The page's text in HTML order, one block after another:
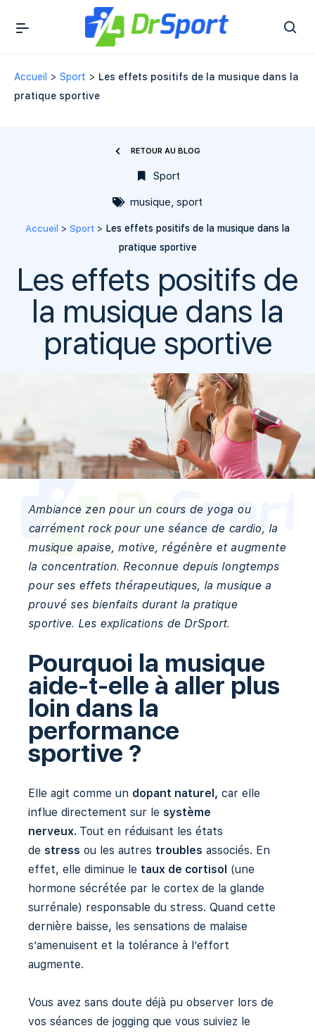
Accueil > Sport > Les effets positifs de la musique dans la
pratique sportive
RETOUR AU BLOG
Sport
musique, sport
Accueil > Sport > Les effets positifs de la musique dans la
pratique sportive
Les effets positifs de
la musique dans la
pratique sportive
Ambiance zen pour un cours de yoga ou
carrément rock pour une séance de cardio, la
musique apaise, motive, régénère et augmente
la concentration. Reconnue depuis longtemps
pour ses effets thérapeutiques, la musique a
prouvé ses bienfaits durant la pratique
sportive. Les explications de DrSport.
Pourquoi la musique
aide-t-elle à aller plus
loin dans la
performance
sportive ?
Elle agit comme un dopant naturel, car elle
influe directement sur le système
nerveux. Tout en réduisant les états
de stress ou les autres troubles associés. En
effet, elle diminue le taux de cortisol (une
hormone sécrétée par le cortex de la glande
surrénale) responsable du stress. Quand cette
dernière baisse, les sensations de malaise
s’amenuisent et la tolérance à l’effort
augmente.
Vous avez sans doute déjà pu observer lors de
vos séances de jogging que vous suiviez le